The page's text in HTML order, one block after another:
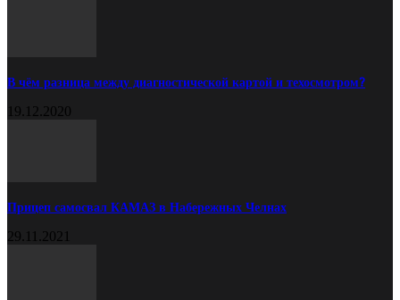
В чём разница между диагностической картой и техосмотром?
19.12.2020
Прицеп самосвал КАМАЗ в Набережных Челнах
29.11.2021